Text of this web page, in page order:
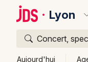
Lyon
Concert,
Aujourd'hui
Quoi ?